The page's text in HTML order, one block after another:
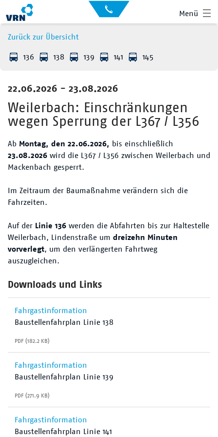
Menü
Auskunft
für
Kontakt
Leichte Sprache
Suche
Hauptnavigation
Fahrplan
Liniennetz
Tickets
Service
Der VRN
Zurück zur Übersicht
136 138 139 141 145
22.06.2026 - 23.08.2026
Weilerbach: Einschränkungen
wegen Sperrung der L367 / L356
Ab Montag, den 22.06.2026, bis einschließlich
23.08.2026 wird die L367 / L356 zwischen Weilerbach und
Mackenbach gesperrt.
Im Zeitraum der Baumaßnahme verändern sich die
Fahrzeiten.
Auf der Linie 136 werden die Abfahrten bis zur Haltestelle
Weilerbach, Lindenstraße um dreizehn Minuten
vorverlegt, um den verlängerten Fahrtweg
auszugleichen.
Downloads und Links
Fahrgastinformation
Baustellenfahrplan Linie 138
PDF (182.2 KB)
Fahrgastinformation
Baustellenfahrplan Linie 139
PDF (271.9 KB)
Fahrgastinformation
Baustellenfahrplan Linie 141